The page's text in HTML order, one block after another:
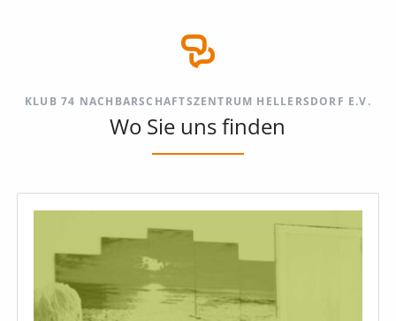
KLUB 74 NACHBARSCHAFTSZENTRUM HELLERSDORF E.V.
Wo Sie uns finden